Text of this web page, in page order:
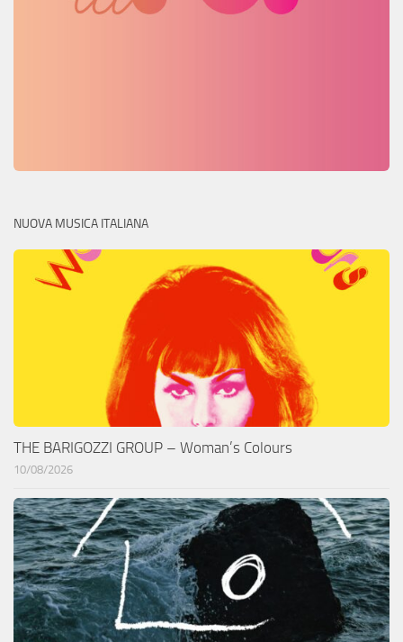
NUOVA MUSICA ITALIANA
THE BARIGOZZI GROUP – Woman’s Colours
10/08/2026